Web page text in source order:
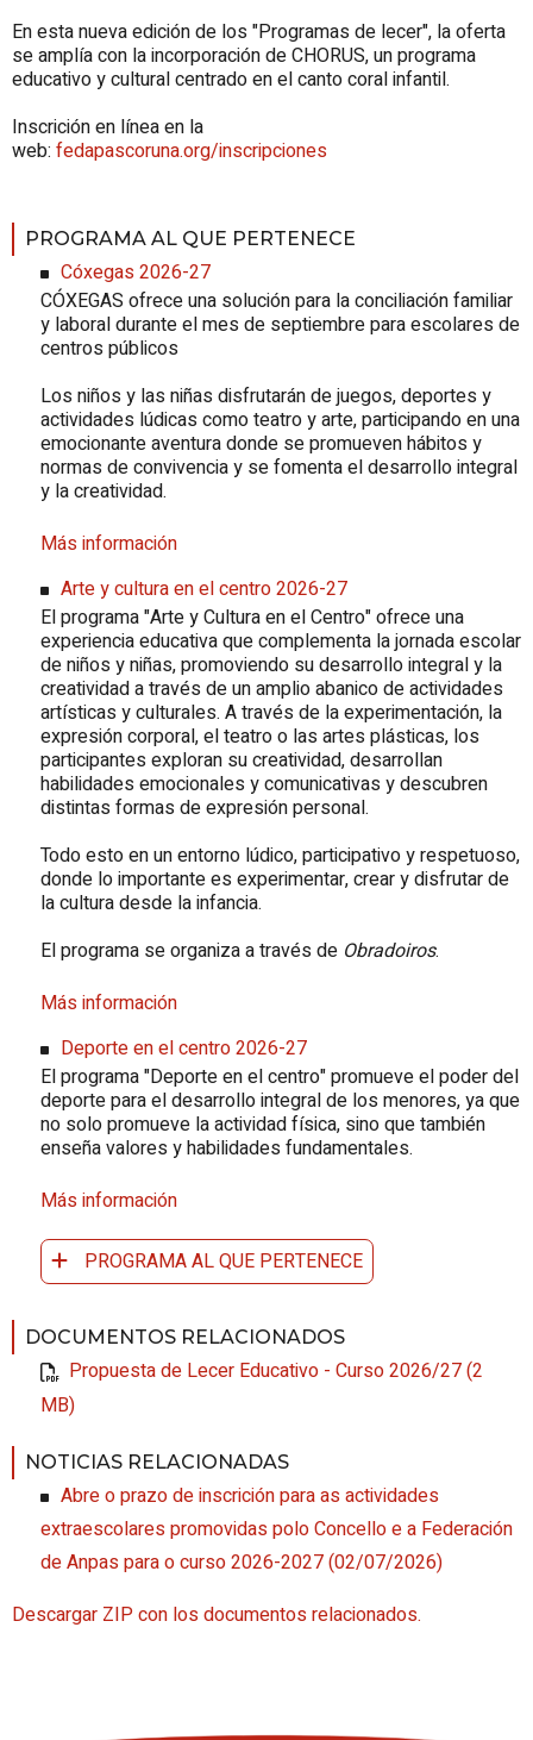
En esta nueva edición de los "Programas de lecer", la oferta
se amplía con la incorporación de CHORUS, un programa
educativo y cultural centrado en el canto coral infantil.
Inscrición en línea en la
web: fedapascoruna.org/inscripciones
PROGRAMA AL QUE PERTENECE
Cóxegas 2026-27
CÓXEGAS ofrece una solución para la conciliación familiar
y laboral durante el mes de septiembre para escolares de
centros públicos
Los niños y las niñas disfrutarán de juegos, deportes y
actividades lúdicas como teatro y arte, participando en una
emocionante aventura donde se promueven hábitos y
normas de convivencia y se fomenta el desarrollo integral
y la creatividad.
Más información
Arte y cultura en el centro 2026-27
El programa "Arte y Cultura en el Centro" ofrece una
experiencia educativa que complementa la jornada escolar
de niños y niñas, promoviendo su desarrollo integral y la
creatividad a través de un amplio abanico de actividades
artísticas y culturales. A través de la experimentación, la
expresión corporal, el teatro o las artes plásticas, los
participantes exploran su creatividad, desarrollan
habilidades emocionales y comunicativas y descubren
distintas formas de expresión personal.
Todo esto en un entorno lúdico, participativo y respetuoso,
donde lo importante es experimentar, crear y disfrutar de
la cultura desde la infancia.
El programa se organiza a través de Obradoiros.
Más información
Deporte en el centro 2026-27
El programa "Deporte en el centro" promueve el poder del
deporte para el desarrollo integral de los menores, ya que
no solo promueve la actividad física, sino que también
enseña valores y habilidades fundamentales.
Más información
PROGRAMA AL QUE PERTENECE
DOCUMENTOS RELACIONADOS
Propuesta de Lecer Educativo - Curso 2026/27 (2
MB)
NOTICIAS RELACIONADAS
Abre o prazo de inscrición para as actividades
extraescolares promovidas polo Concello e a Federación
de Anpas para o curso 2026-2027(02/07/2026)
Descargar ZIP con los documentos relacionados.